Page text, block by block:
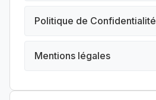
Politique de Confidentialité
Mentions légales